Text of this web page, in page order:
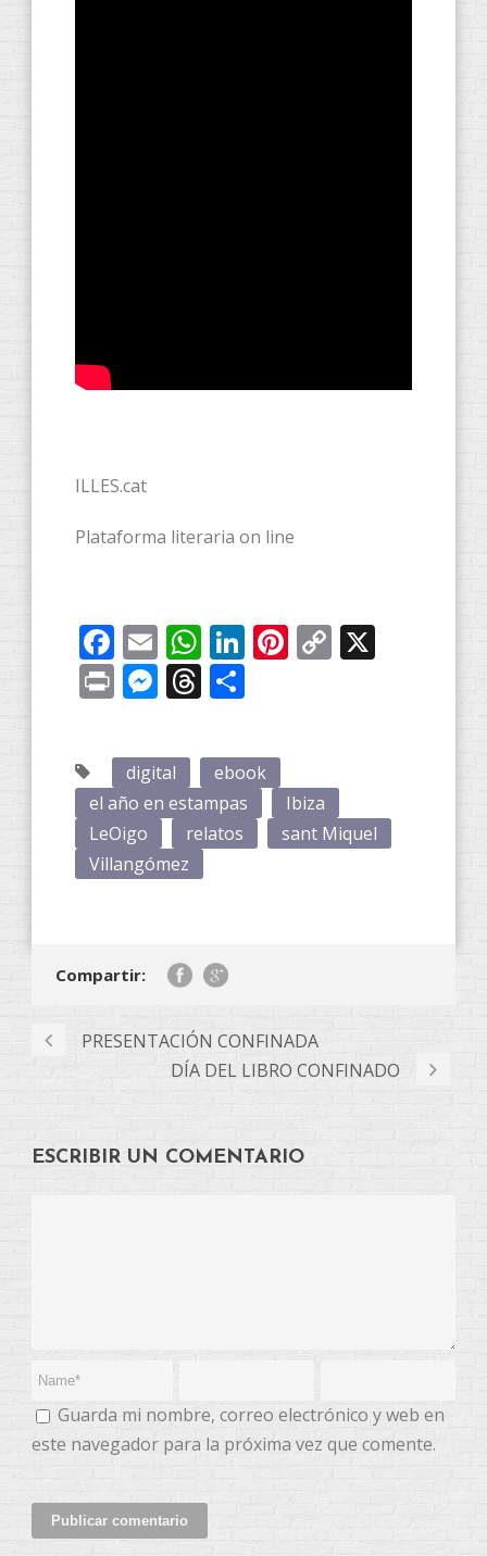
ILLES.cat
Plataforma literaria on line
Facebook
EmailWhatsApp
LinkedIn
Pinterest
Copy
PrintMessenger
Threads
digital
ebook
el año en estampas
Ibiza
LeOigo
relatos
sant Miquel
Villangómez
Compartir:
PRESENTACIÓN CONFINADA
DÍA DEL LIBRO CONFINADO
ESCRIBIR UN COMENTARIO
Guarda mi nombre, correo electrónico y web en
este navegador para la próxima vez que comente.